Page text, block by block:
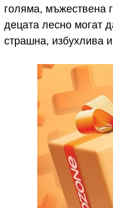
голяма, мъжествена
децата лесно могат
страшна, избухлива